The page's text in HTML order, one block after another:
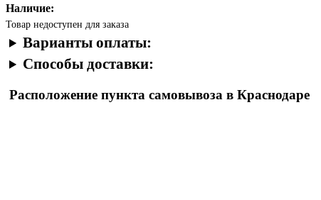
Наличие:
Товар недоступен для заказа
Варианты оплаты:
Способы доставки:
Расположение пункта самовывоза в Краснодаре